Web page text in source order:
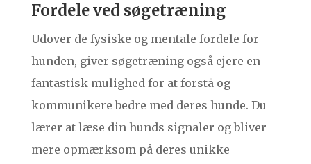
Fordele ved søgetræning
Udover de fysiske og mentale fordele for
hunden, giver søgetræning også ejere en
fantastisk mulighed for at forstå og
kommunikere bedre med deres hunde. Du
lærer at læse din hunds signaler og bliver
mere opmærksom på deres unikke